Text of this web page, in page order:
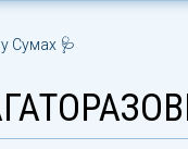
у Сумах 🩺